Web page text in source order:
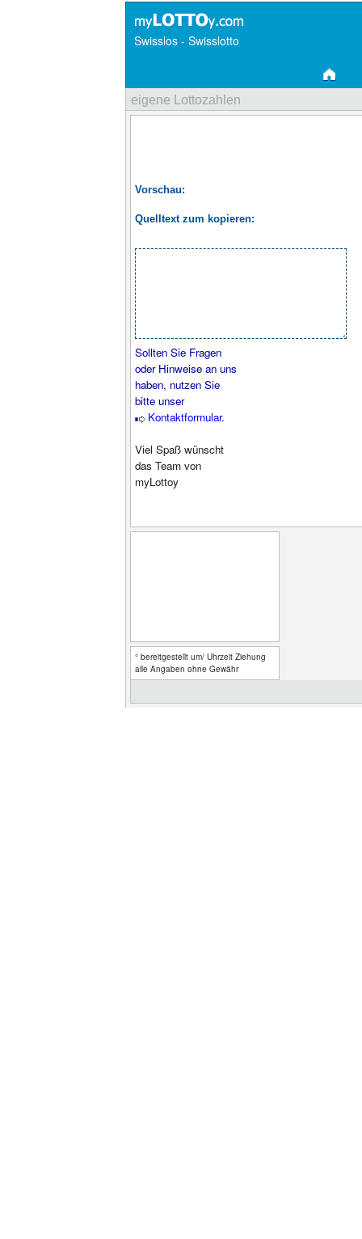
Swisslos - Swisslotto
eigene Lottozahlen
Vorschau:
Quelltext zum kopieren:
Sollten Sie Fragen
oder Hinweise an uns
haben, nutzen Sie
bitte unser
Kontaktformular.
Viel Spaß wünscht
das Team von
myLottoy
° bereitgestellt um/ Uhrzeit Ziehung
alle Angaben ohne Gewähr